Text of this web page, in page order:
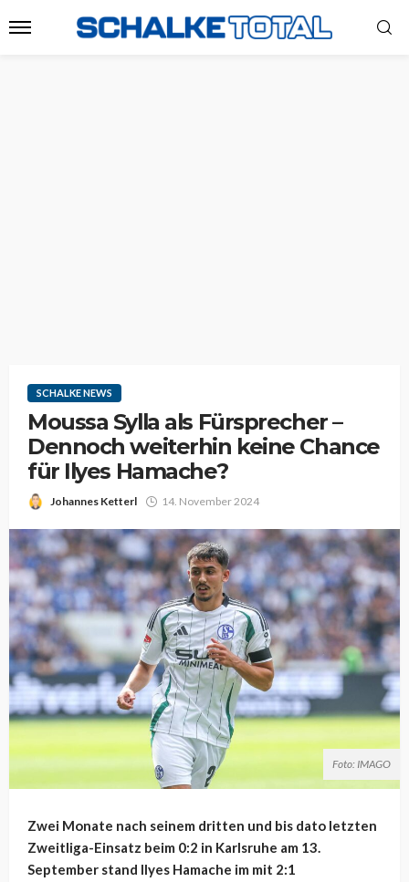
SCHALKE NEWS
Moussa Sylla als Fürsprecher –
Dennoch weiterhin keine Chance
für Ilyes Hamache?
Johannes Ketterl 14. November 2024
Foto: IMAGO
Zwei Monate nach seinem dritten und bis dato letzten
Zweitliga-Einsatz beim 0:2 in Karlsruhe am 13.
September stand Ilyes Hamache im mit 2:1